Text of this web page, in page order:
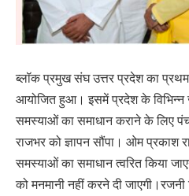
ब्लॉक प्रमुख संघ उत्तर प्रदेश का
आयोजित हुआ। इसमें प्रदेश के
समस्याओं का समाधान कराने के लिए
राजभर को ज्ञापन सौंपा। ओम प्रकाश
समस्याओं का समाधान त्वरित किया
को मनमानी नहीं करने दी